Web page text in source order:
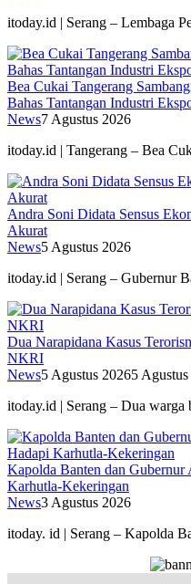
itoday.id | Serang – Lembaga
Bea Cukai Tangerang
Bahas Tantangan Industri
News7 Agustus 2026
itoday.id | Tangerang – Bea
Andra Soni Didata Sensus
Akurat
News5 Agustus 2026
itoday.id | Serang – Gubernur
Dua Narapidana Kasus
NKRI
News5 Agustus 20265
itoday.id | Serang – Dua
Kapolda Banten dan Gubernur
Karhutla-Kekeringan
News3 Agustus 2026
itoday. id | Serang – Kapolda